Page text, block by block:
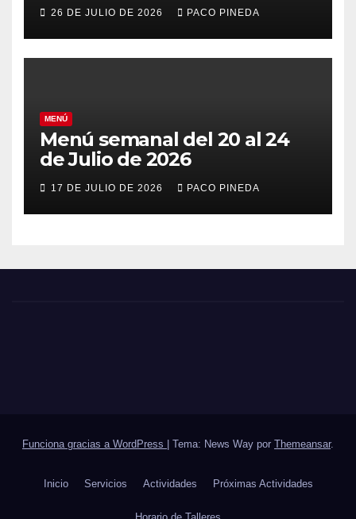
26 DE JULIO DE 2026 PACO PINEDA
MENÚ
Menú semanal del 20 al 24
de Julio de 2026
17 DE JULIO DE 2026 PACO PINEDA
Funciona gracias a WordPress | Tema: News Way por Themeansar.
Inicio Servicios Actividades Próximas Actividades